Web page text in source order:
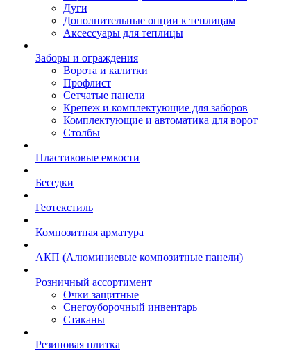
Дуги
Дополнительные опции к теплицам
Аксессуары для теплицы
Заборы и ограждения
Ворота и калитки
Профлист
Сетчатые панели
Крепеж и комплектующие для заборов
Комплектующие и автоматика для ворот
Столбы
Пластиковые емкости
Беседки
Геотекстиль
Композитная арматура
АКП (Алюминиевые композитные панели)
Розничный ассортимент
Очки защитные
Снегоуборочный инвентарь
Стаканы
Резиновая плитка